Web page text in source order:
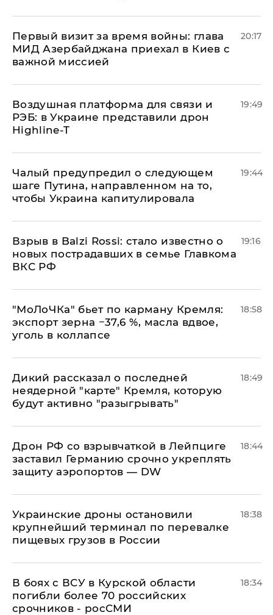
Первый визит за время войны: глава
МИД Азербайджана приехал в Киев с
важной миссией
20:17
Воздушная платформа для связи и
РЭБ: в Украине представили дрон
Highline-T
19:49
Чалый предупредил о следующем
шаге Путина, направленном на то,
чтобы Украина капитулировала
19:44
Взрыв в Balzi Rossi: стало известно о
новых пострадавших в семье Главкома
ВКС РФ
19:16
​"МоЛоЧКа" бьет по карману Кремля:
экспорт зерна −37,6 %, масла вдвое,
уголь в коллапсе
18:58
Дикий рассказал о последней
неядерной "карте" Кремля, которую
будут активно "разыгрывать"
18:49
​Дрон РФ со взрывчаткой в Лейпциге
заставил Германию срочно укреплять
защиту аэропортов — DW
18:44
Украинские дроны остановили
крупнейший терминал по перевалке
пищевых грузов в России
18:38
В боях с ВСУ в Курской области
погибли более 70 российских
срочников - росСМИ
18:34